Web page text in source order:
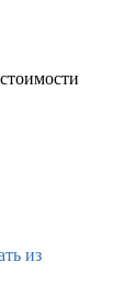
из